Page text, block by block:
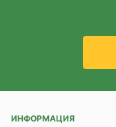
ИНФОРМАЦИЯ